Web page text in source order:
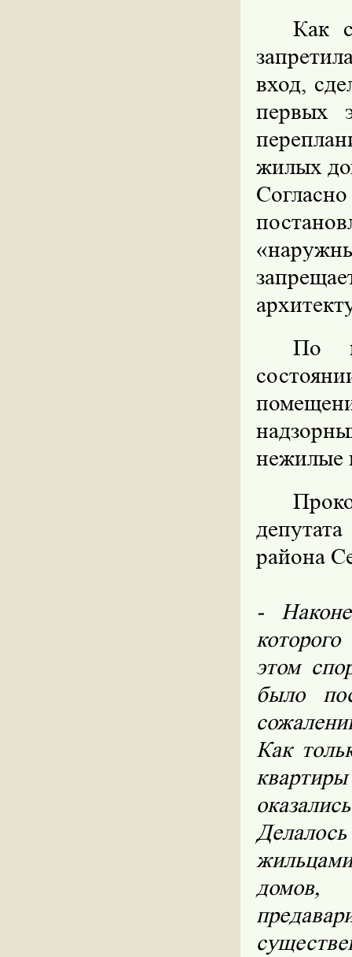
Как
вход,
первых
жилых
По
нежилые
района
-
этом
было
Как
домов,